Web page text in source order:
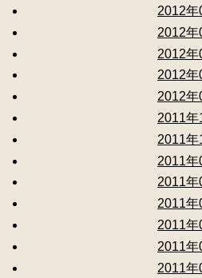
2012年
2012年
2012年
2012年
2012年
2011年
2011年
2011年
2011年
2011年
2011年
2011年
2011年